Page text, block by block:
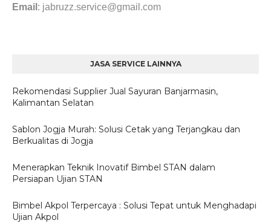
Email : jabruzz.service@gmail.com
JASA SERVICE LAINNYA
Rekomendasi Supplier Jual Sayuran Banjarmasin,
Kalimantan Selatan
Sablon Jogja Murah: Solusi Cetak yang Terjangkau dan
Berkualitas di Jogja
Menerapkan Teknik Inovatif Bimbel STAN dalam
Persiapan Ujian STAN
Bimbel Akpol Terpercaya : Solusi Tepat untuk Menghadapi
Ujian Akpol